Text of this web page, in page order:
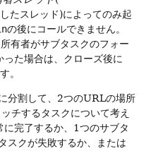
たスレッド)によってのみ起
の後にコールできません。
有者がサブタスクのフォー
った場合は、クローズ後に
。
分割して、2つのURLの場所
チするタスクについて考え
に完了するか、1つのサブタ
スクが失敗するか、または